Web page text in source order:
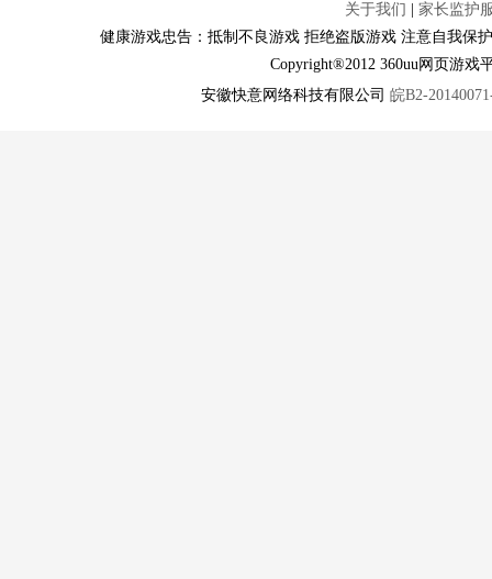
关于我们
家长监护
健康游戏忠告：抵制不良游戏 拒绝盗版游戏 注意自我保
Copyright®2012 360uu网页游
安徽快意网络科技有限公司 皖B2-